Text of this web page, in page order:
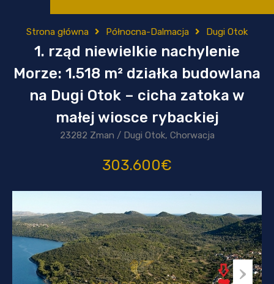
Strona główna Północna-Dalmacja Dugi Otok
1. rząd niewielkie nachylenie
Morze: 1.518 m² działka budowlana
na Dugi Otok – cicha zatoka w
małej wiosce rybackiej
23282 Zman / Dugi Otok, Chorwacja
303.600€